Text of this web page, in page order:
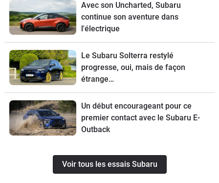
Avec son Uncharted, Subaru
continue son aventure dans
l'électrique
Le Subaru Solterra restylé
progresse, oui, mais de façon
étrange…
Un début encourageant pour ce
premier contact avec le Subaru E-
Outback
Voir tous les essais Subaru